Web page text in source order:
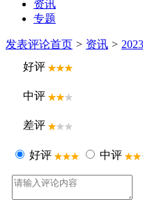
资讯
专题
发表评论首页 > 资讯 >
好评
中评
差评
好评 中评